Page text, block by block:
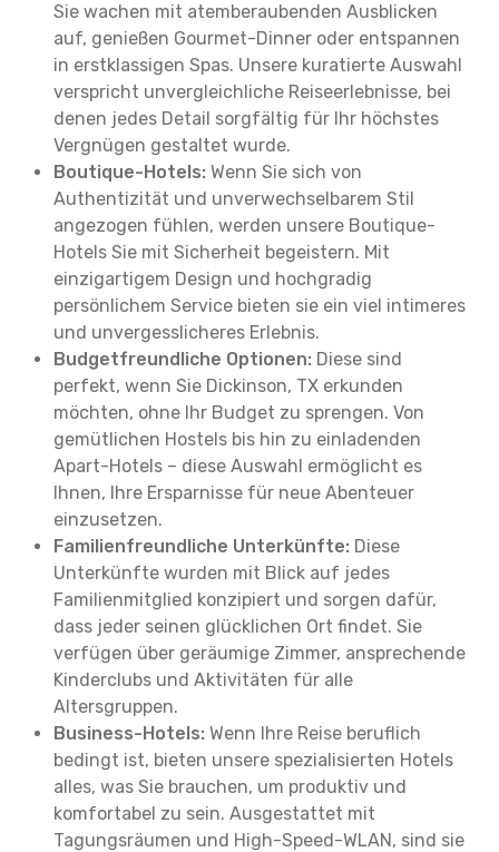
Sie wachen mit atemberaubenden Ausblicken
auf, genießen Gourmet-Dinner oder entspannen
in erstklassigen Spas. Unsere kuratierte Auswahl
verspricht unvergleichliche Reiseerlebnisse, bei
denen jedes Detail sorgfältig für Ihr höchstes
Vergnügen gestaltet wurde.
Boutique-Hotels: Wenn Sie sich von
Authentizität und unverwechselbarem Stil
angezogen fühlen, werden unsere Boutique-
Hotels Sie mit Sicherheit begeistern. Mit
einzigartigem Design und hochgradig
persönlichem Service bieten sie ein viel intimeres
und unvergesslicheres Erlebnis.
Budgetfreundliche Optionen: Diese sind
perfekt, wenn Sie Dickinson, TX erkunden
möchten, ohne Ihr Budget zu sprengen. Von
gemütlichen Hostels bis hin zu einladenden
Apart-Hotels – diese Auswahl ermöglicht es
Ihnen, Ihre Ersparnisse für neue Abenteuer
einzusetzen.
Familienfreundliche Unterkünfte: Diese
Unterkünfte wurden mit Blick auf jedes
Familienmitglied konzipiert und sorgen dafür,
dass jeder seinen glücklichen Ort findet. Sie
verfügen über geräumige Zimmer, ansprechende
Kinderclubs und Aktivitäten für alle
Altersgruppen.
Business-Hotels: Wenn Ihre Reise beruflich
bedingt ist, bieten unsere spezialisierten Hotels
alles, was Sie brauchen, um produktiv und
komfortabel zu sein. Ausgestattet mit
Tagungsräumen und High-Speed-WLAN, sind sie